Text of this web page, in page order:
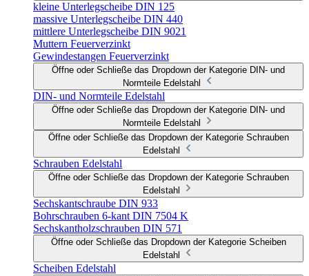
kleine Unterlegscheibe DIN 125
massive Unterlegscheibe DIN 440
mittlere Unterlegscheibe DIN 9021
Muttern Feuerverzinkt
Gewindestangen Feuerverzinkt
Öffne oder Schließe das Dropdown der Kategorie DIN- und
Normteile Edelstahl
DIN- und Normteile Edelstahl
Öffne oder Schließe das Dropdown der Kategorie DIN- und
Normteile Edelstahl
Öffne oder Schließe das Dropdown der Kategorie Schrauben
Edelstahl
Schrauben Edelstahl
Öffne oder Schließe das Dropdown der Kategorie Schrauben
Edelstahl
Sechskantschraube DIN 933
Bohrschrauben 6-kant DIN 7504 K
Sechskantholzschrauben DIN 571
Öffne oder Schließe das Dropdown der Kategorie Scheiben
Edelstahl
Scheiben Edelstahl